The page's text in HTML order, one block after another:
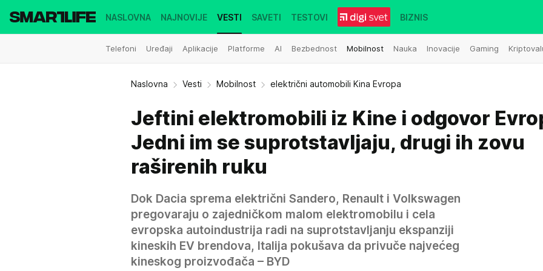
NASLOVNA NAJNOVIJE VESTI
Telefoni Uređaji Aplikacije Platforme AI Bezbednost Mobilnost Nauka Inovacije Gaming
SAVETI TESTOVI BIZNIS
Naslovna Vesti Mobilnost električni automobili Kina Evropa
Jeftini elektromobili iz Kine i odgovor
Jedni im se suprotstavljaju, drugi ih zovu
raširenih ruku
Dok Dacia sprema električni Sandero, Renault i Volkswagen
pregovaraju o zajedničkom malom elektromobilu i cela
evropska autoindustrija radi na suprotstavljanju ekspanziji
kineskih EV brendova, Italija pokušava da privuče najvećeg
kineskog proizvođača – BYD